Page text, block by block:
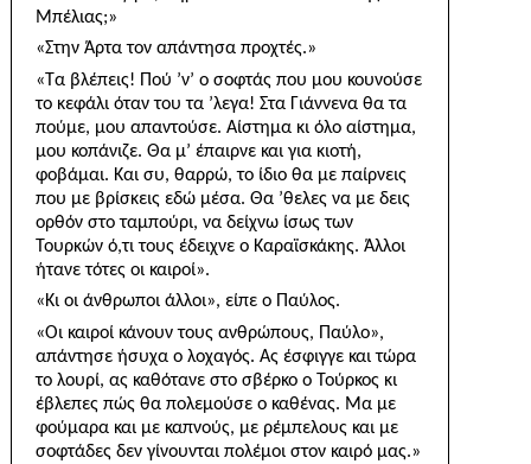
Μπέλιας;»
«Στην Άρτα τον απάντησα προχτές.»
«Τα βλέπεις! Πού ’ν’ ο σοφτάς που μου κουνούσε
το κεφάλι όταν του τα ’λεγα! Στα Γιάννενα θα τα
πούμε, μου απαντούσε. Αίστημα κι όλο αίστημα,
μου κοπάνιζε. Θα μ’ έπαιρνε και για κιοτή,
φοβάμαι. Και συ, θαρρώ, το ίδιο θα με παίρνεις
που με βρίσκεις εδώ μέσα. Θα ’θελες να με δεις
ορθόν στο ταμπούρι, να δείχνω ίσως των
Τουρκών ό,τι τους έδειχνε ο Καραϊσκά­κης. Άλλοι
ήτανε τότες οι καιροί».
«Κι οι άνθρωποι άλλοι», είπε ο Παύλος.
«Οι καιροί κάνουν τους ανθρώπους, Παύλο»,
απάν­τησε ήσυχα ο λοχαγός. Ας έσφιγγε και τώρα
το λουρί, ας καθότανε στο σβέρκο ο Τούρκος κι
έβλεπες πώς θα πολεμούσε ο καθένας. Μα με
φούμαρα και με κα­πνούς, με ρέμπελους και με
σοφτάδες δεν γίνουνται πολέμοι στον καιρό μας.»